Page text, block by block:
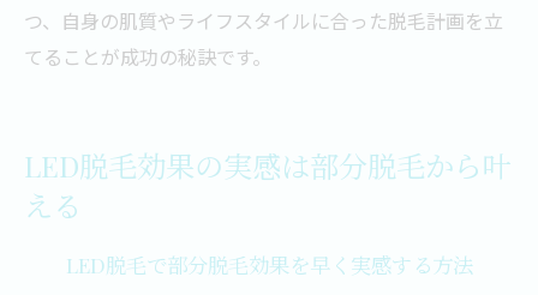
つ、自身の肌質やライフスタイルに合った脱毛計画を立
てることが成功の秘訣です。
LED脱毛効果の実感は部分脱毛から叶
える
LED脱毛で部分脱毛効果を早く実感する方法